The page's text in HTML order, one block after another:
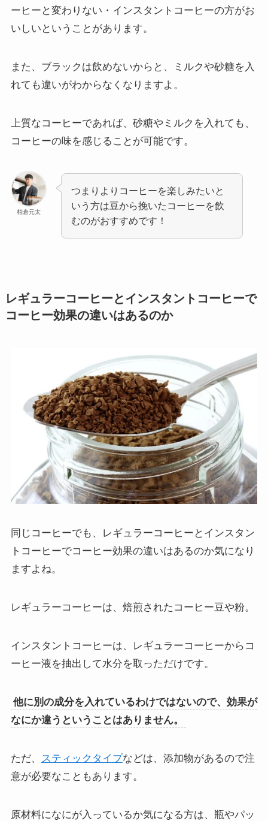
ーヒーと変わりない・インスタントコーヒーの方がお
いしいということがあります。
また、ブラックは飲めないからと、ミルクや砂糖を入
れても違いがわからなくなりますよ。
上質なコーヒーであれば、砂糖やミルクを入れても、
コーヒーの味を感じることが可能です。
柏倉元太
つまりよりコーヒーを楽しみたいと
いう方は豆から挽いたコーヒーを飲
むのがおすすめです！
レギュラーコーヒーとインスタントコーヒーで
コーヒー効果の違いはあるのか
同じコーヒーでも、レギュラーコーヒーとインスタン
トコーヒーでコーヒー効果の違いはあるのか気になり
ますよね。
レギュラーコーヒーは、焙煎されたコーヒー豆や粉。
インスタントコーヒーは、レギュラーコーヒーからコ
ーヒー液を抽出して水分を取っただけです。
他に別の成分を入れているわけではないので、効果が
なにか違うということはありません。
ただ、 スティックタイプなどは、添加物があるので注
意が必要なこともあります。
原材料になにが入っているか気になる方は、瓶やパッ